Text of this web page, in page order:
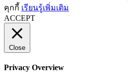
คุกกี้ เรียนรู้เพิ่มเติม
ACCEPT
Close
Privacy Overview